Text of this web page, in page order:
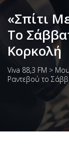
«Σπίτι
Το
Κορκολή
Viva 88,3 FM >
Ραντεβού το